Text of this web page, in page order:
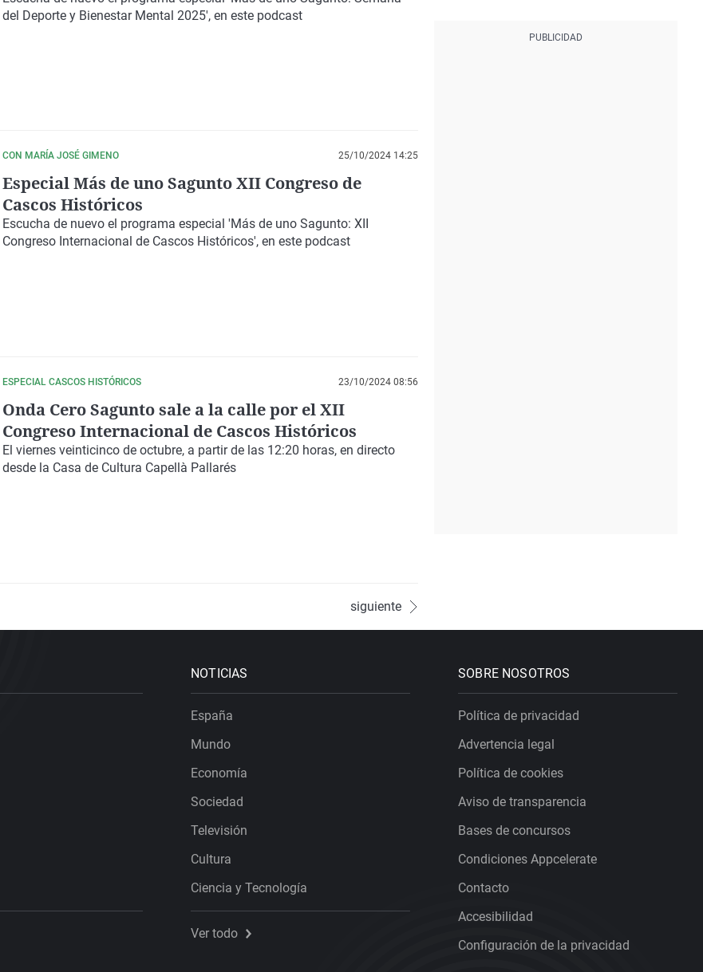
del Deporte y Bienestar Mental 2025', en este podcast
CON MARÍA JOSÉ GIMENO 25/10/2024 14:25
Especial Más de uno Sagunto XII Congreso de
Cascos Históricos
Escucha de nuevo el programa especial 'Más de uno Sagunto: XII
Congreso Internacional de Cascos Históricos', en este podcast
ESPECIAL CASCOS HISTÓRICOS 23/10/2024 08:56
Onda Cero Sagunto sale a la calle por el XII
Congreso Internacional de Cascos Históricos
El viernes veinticinco de octubre, a partir de las 12:20 horas, en directo
desde la Casa de Cultura Capellà Pallarés
siguiente
NOTICIAS
España
Mundo
Economía
Sociedad
Televisión
Cultura
Ciencia y Tecnología
Ver todo
SOBRE NOSOTROS
Política de privacidad
Advertencia legal
Política de cookies
Aviso de transparencia
Bases de concursos
Condiciones Appcelerate
Contacto
Accesibilidad
Configuración de la privacidad